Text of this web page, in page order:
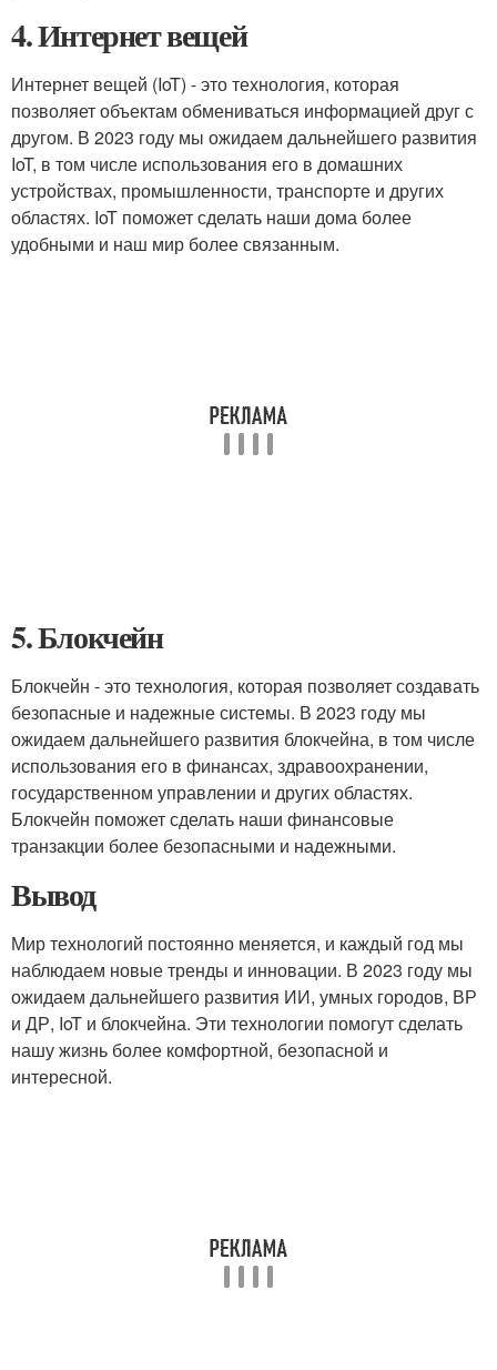
4. Интернет вещей
Интернет вещей (IoT) - это технология, которая
позволяет объектам обмениваться информацией друг с
другом. В 2023 году мы ожидаем дальнейшего развития
IoT, в том числе использования его в домашних
устройствах, промышленности, транспорте и других
областях. IoT поможет сделать наши дома более
удобными и наш мир более связанным.
5. Блокчейн
Блокчейн - это технология, которая позволяет создавать
безопасные и надежные системы. В 2023 году мы
ожидаем дальнейшего развития блокчейна, в том числе
использования его в финансах, здравоохранении,
государственном управлении и других областях.
Блокчейн поможет сделать наши финансовые
транзакции более безопасными и надежными.
Вывод
Мир технологий постоянно меняется, и каждый год мы
наблюдаем новые тренды и инновации. В 2023 году мы
ожидаем дальнейшего развития ИИ, умных городов, ВР
и ДР, IoT и блокчейна. Эти технологии помогут сделать
нашу жизнь более комфортной, безопасной и
интересной.